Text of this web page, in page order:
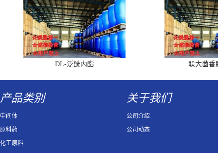
DL-泛酰内酯 联大茴香
产品类别
中间体
原料药
化工原料
关于我们
公司介绍
公司动态